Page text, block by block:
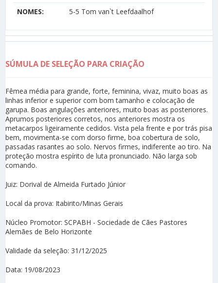
NOMES:
5-5 Tom van`t Leefdaalhof
SÚMULA DE SELEÇÃO PARA CRIAÇÃO
Fêmea média para grande, forte, feminina, vivaz, muito boas as
linhas inferior e superior com bom tamanho e colocação de
garupa. Boas angulações anteriores, muito boas as posteriores.
Aprumos posteriores corretos, nos anteriores mostra os
metacarpos ligeiramente cedidos. Vista pela frente e por trás pisa
bem, movimenta-se com dorso firme, boa cobertura de solo,
passadas rasantes ao solo. Nervos firmes, indiferente ao tiro. Na
proteção mostra espírito de luta pronunciado. Não larga sob
comando.
Juiz: Dorival de Almeida Furtado Júnior
Local da prova: Itabirito/Minas Gerais
Núcleo Promotor: SCPABH - Sociedade de Cães Pastores
Alemães de Belo Horizonte
Validade da seleção: 31/12/2025
Data: 19/08/2023